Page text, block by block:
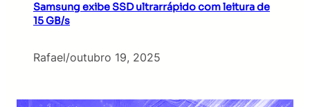
Samsung exibe SSD ultrarrápido com leitura de
15 GB/s
Rafael/outubro 19, 2025